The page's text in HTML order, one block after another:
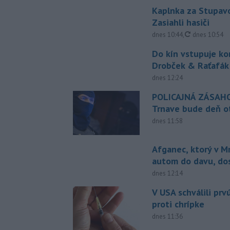
Kaplnka za
Zasiahli hasiči
dnes 10:44, aktualizované
dnes 10:54
Do kín vstupuje
Drobček &
dnes 12:24
POLICAJNÁ
Trnave bude deň
dnes 11:58
Afganec, ktorý v
autom do davu,
dnes 12:14
V USA schválili
proti chrípke
dnes 11:36